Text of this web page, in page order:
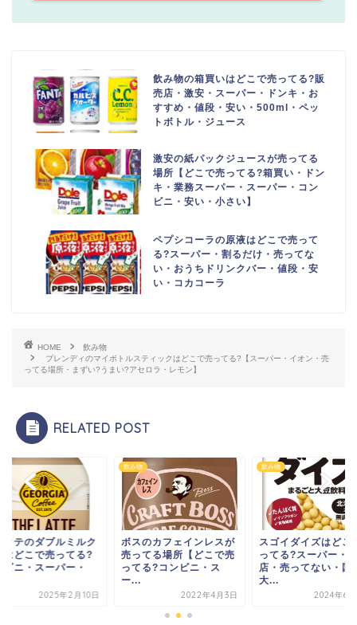
飲み物の箱買いはどこで売ってる?販
売店・激安・スーパー・ドンキ・お
すすめ・値段・安い・500ml・ペッ
トボトル・ジュース
激安の紙パックジュースが売ってる
場所【どこで売ってる?箱買い・ドン
キ・業務スーパー・スーパー・コン
ビニ・安い・小さい】
ペプシコーラの原液はどこで売って
る?スーパー・割るだけ・売ってな
い・おうちドリンクバー・値段・安
い・コカコーラ
HOME
飲み物
ブレンディのマイボトルスティックはどこで売ってる?【スーパー・イオン・売
ってる場所・まずい?うまい?アセロラ・レモン】
RELATED POST
ラテのダブルミルク
はどこで売ってる?
ビニ・スーパー・
2025年2月10日
飲み物
ボスのカフェインレスが
売ってる場所【どこで売
ってる?コンビニ・ス
ー...
2022年4月3日
飲み物
スゴイダイズはどこ
ってる?スーパー・
店・売ってない・国
大...
2024年6